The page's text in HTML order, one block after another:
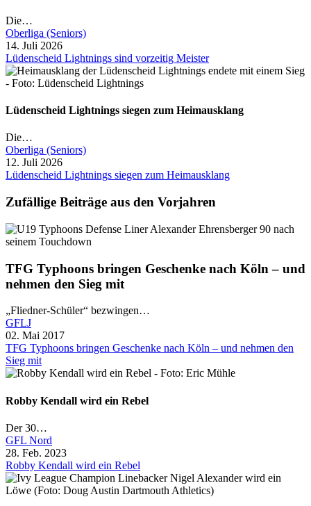
Die…
Oberliga (Seniors)
14. Juli 2026
Lüdenscheid Lightnings sind vorzeitig Meister
Lüdenscheid Lightnings siegen zum Heimausklang
Die…
Oberliga (Seniors)
12. Juli 2026
Lüdenscheid Lightnings siegen zum Heimausklang
Zufällige Beiträge aus den Vorjahren
TFG Typhoons bringen Geschenke nach Köln – und
nehmen den Sieg mit
„Fliedner-Schüler“ bezwingen…
GFLJ
02. Mai 2017
TFG Typhoons bringen Geschenke nach Köln – und nehmen den
Sieg mit
Robby Kendall wird ein Rebel
Der 30…
GFL Nord
28. Feb. 2023
Robby Kendall wird ein Rebel